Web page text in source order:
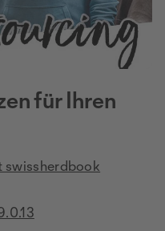
für Ihren
swissherdbook